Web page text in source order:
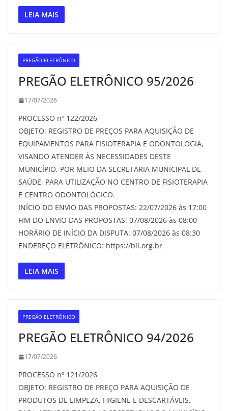
LEIA MAIS
PREGÃO ELETRÔNICO
PREGÃO ELETRÔNICO 95/2026
17/07/2026
PROCESSO nº 122/2026
OBJETO: REGISTRO DE PREÇOS PARA AQUISIÇÃO DE
EQUIPAMENTOS PARA FISIOTERAPIA E ODONTOLOGIA,
VISANDO ATENDER ÀS NECESSIDADES DESTE
MUNICÍPIO, POR MEIO DA SECRETARIA MUNICIPAL DE
SAÚDE, PARA UTILIZAÇÃO NO CENTRO DE FISIOTERAPIA
E CENTRO ODONTOLÓGICO.
INÍCIO DO ENVIO DAS PROPOSTAS: 22/07/2026 às 17:00
FIM DO ENVIO DAS PROPOSTAS: 07/08/2026 às 08:00
HORÁRIO DE INÍCIO DA DISPUTA: 07/08/2026 às 08:30
ENDEREÇO ELETRÔNICO: https://bll.org.br
LEIA MAIS
PREGÃO ELETRÔNICO
PREGÃO ELETRÔNICO 94/2026
17/07/2026
PROCESSO nº 121/2026
OBJETO: REGISTRO DE PREÇO PARA AQUISIÇÃO DE
PRODUTOS DE LIMPEZA, HIGIENE E DESCARTÁVEIS,